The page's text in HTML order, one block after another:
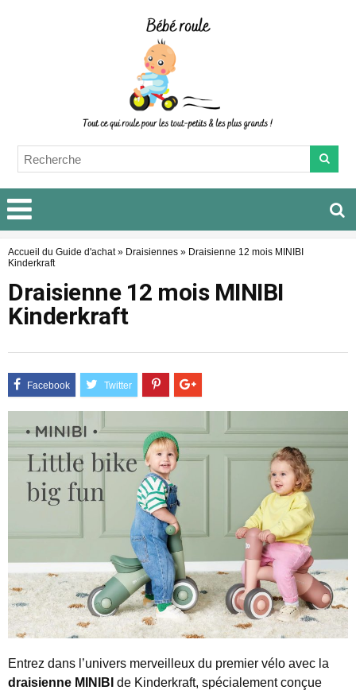
Accueil du Guide d'achat» Draisiennes » Draisienne 12 mois MINIBI
Kinderkraft
Draisienne 12 mois MINIBI
Kinderkraft
Entrez dans l’univers merveilleux du premier vélo avec la
draisienne MINIBI de Kinderkraft, spécialement conçue